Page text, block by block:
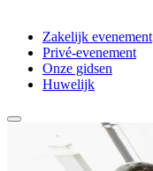
Zakelijk evenement
Privé-evenement
Onze gidsen
Huwelijk